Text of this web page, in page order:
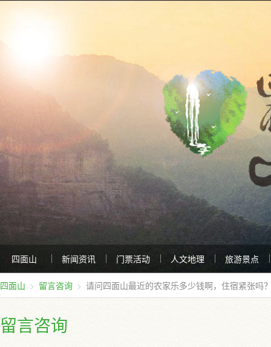
四面山 新闻资讯 门票活动 人文地理 旅游景点
四面山 留言咨询 请问四面山最近的农家乐多少钱啊，住宿紧张吗
留言咨询